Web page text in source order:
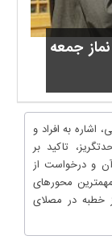
جمعه
اشاره به افراد و
تاکید بر
و درخواست از
محورهای
خطبه در مصلای